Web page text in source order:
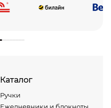
Каталог
Ручки
Ежедневники и блокноты